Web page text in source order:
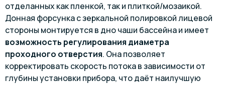
отделанных как пленкой, так и плиткой/мозаикой.
Донная форсунка с зеркальной полировкой лицевой
стороны монтируется в дно чаши бассейна и имеет
возможность регулирования диаметра
проходного отверстия. Она позволяет
корректировать скорость потока в зависимости от
глубины установки прибора, что даёт наилучшую